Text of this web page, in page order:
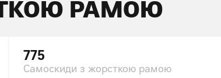
РАМОЮ
775
Самоскиди з жорсткою рамою